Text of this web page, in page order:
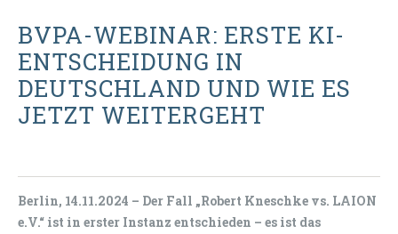
BVPA-WEBINAR: ERSTE KI-
ENTSCHEIDUNG IN
DEUTSCHLAND UND WIE ES
JETZT WEITERGEHT
Berlin, 14.11.2024 – Der Fall „Robert Kneschke vs. LAION
e.V.“ ist in erster Instanz entschieden – es ist das